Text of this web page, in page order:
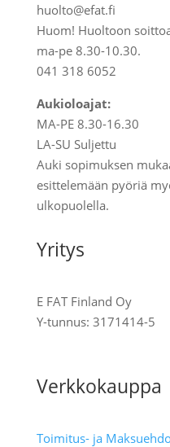
huolto@efat.fi
Huom! Huoltoon
ma-pe 8.30-10.30.
041 318 6052
Aukioloajat:
MA-PE 8.30-16.30
LA-SU Suljettu
Auki sopimuksen
esittelemään pyöriä
ulkopuolella.
Yritys
E FAT Finland Oy
Y-tunnus: 3171414-5
Verkkokauppa
Toimitus- ja